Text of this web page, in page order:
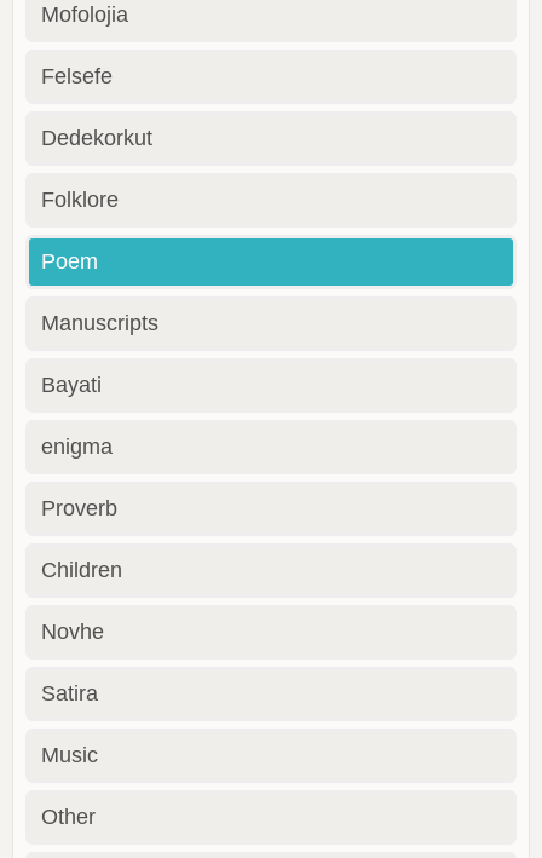
Mofolojia
Felsefe
Dedekorkut
Folklore
Poem
Manuscripts
Bayati
enigma
Proverb
Children
Novhe
Satira
Music
Other